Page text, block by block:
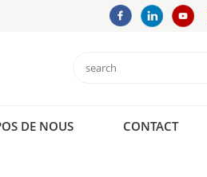
DE NOUS CONTACT